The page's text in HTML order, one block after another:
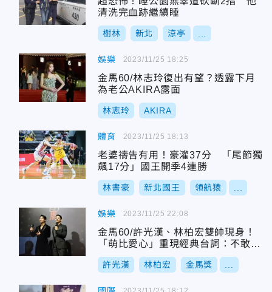
清洗完血跡繼續睡
樹林 新北 涼亭
娛樂
金馬60/林志玲復出有望？透露下月
為老公AKIRA露面
林志玲 AKIRA
2023/11/25 18:25
體育
老婆禱告有用！豪灌37分 「尾節獨
飆17分」國王開季4連勝
林書豪 新北國王 領航猿
2023/11/25 18:13
娛樂
金馬60/許光漢、林柏宏雙帥現身！
「萌比愛心」重現經典台詞：不敢相
信
許光漢 林柏宏 金馬獎
2023/11/25 22:08